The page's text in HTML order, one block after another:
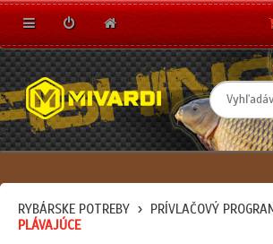
RYBÁRSKE POTREBY PRÍVLAČOVÝ
PLÁVAJÚCE